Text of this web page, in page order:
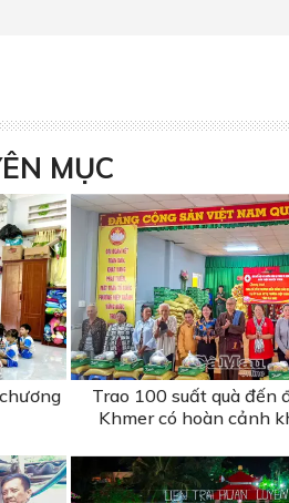
MỤC
Trao 100 suất quà đến
Khmer có hoàn cảnh